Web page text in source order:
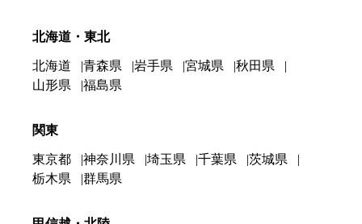
北海道・東北
北海道 青森県 岩手県 宮城県
秋田県
山形県
福島県
関東
東京都 神奈川県 埼玉県 千葉県
茨城県
栃木県
群馬県